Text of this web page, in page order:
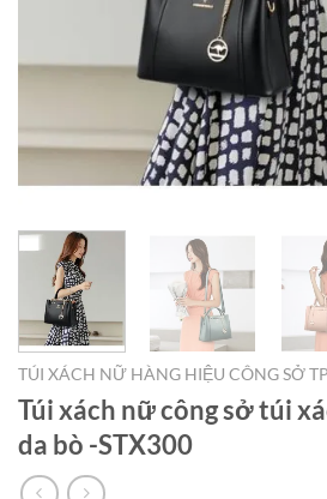
TÚI XÁCH NỮ HÀNG HIỆU CÔNG SỞ
Túi xách nữ công sở túi
da bò -STX300